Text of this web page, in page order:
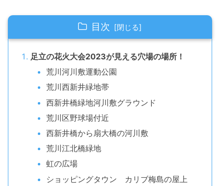
目次
足立の花火大会2023が見える穴場の場所！
荒川河川敷運動公園
荒川西新井緑地帯
西新井橋緑地河川敷グラウンド
荒川区野球場付近
西新井橋から扇大橋の河川敷
荒川江北橋緑地
虹の広場
ショッピングタウン カリブ梅島の屋上